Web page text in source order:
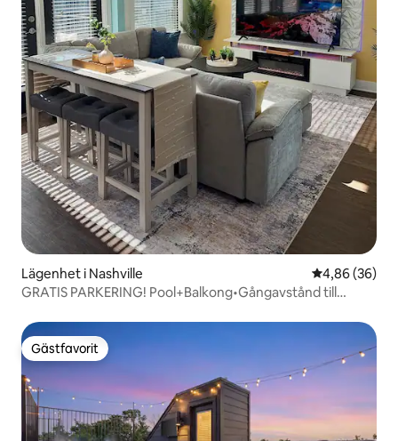
Lägenhet i Nashville 4,86 av 5 i
4,86 (36)
GRATIS PARKERING! Pool+Balkong•Gångavstånd till
Gästfavorit
Gästfavorit